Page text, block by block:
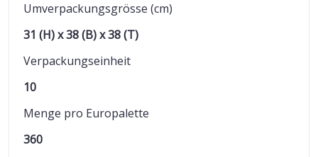
Umverpackungsgrösse (cm)
31 (H) x 38 (B) x 38 (T)
Verpackungseinheit
10
Menge pro Europalette
360